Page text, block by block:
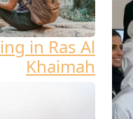
in Ras Al
Khaimah